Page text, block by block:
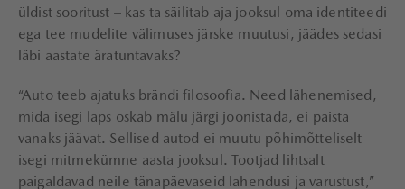
üldist sooritust – kas ta säilitab aja jooksul oma identiteedi
ega tee mudelite välimuses järske muutusi, jäädes sedasi
läbi aastate äratuntavaks?
“Auto teeb ajatuks brändi filosoofia. Need lähenemised,
mida isegi laps oskab mälu järgi joonistada, ei paista
vanaks jäävat. Sellised autod ei muutu põhimõtteliselt
isegi mitmekümne aasta jooksul. Tootjad lihtsalt
paigaldavad neile tänapäevaseid lahendusi ja varustust,”